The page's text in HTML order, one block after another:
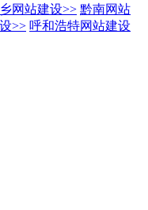
网站建设>> 黔南网站
>> 呼和浩特网站建设